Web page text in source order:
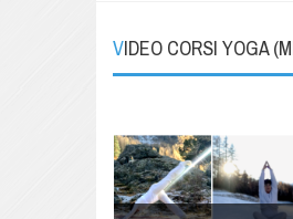
VIDEO CORSI YOGA